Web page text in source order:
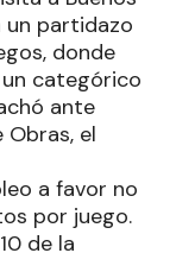
un partidazo
donde
categórico
ante
el
a favor no
por juego.
de la